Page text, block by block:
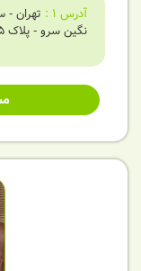
آدرس 1
: تهران -
نگین سرو - پلاک ۳۵ - طبقه ۵ - واحد ۲۴